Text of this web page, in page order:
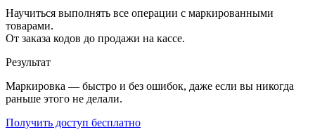
Научиться выполнять все операции с маркированными
товарами.
От заказа кодов до продажи на кассе.
Результат
Маркировка — быстро и без ошибок, даже если вы никогда
раньше этого не делали.
Получить доступ бесплатно